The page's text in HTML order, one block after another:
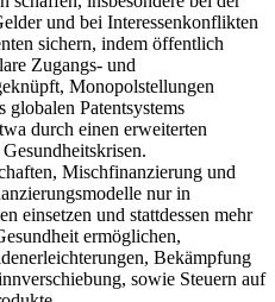
und bei Interessenkonflikten
sichern, indem öffentlich
Zugangs- und
Monopolstellungen
globalen Patentsystems
durch einen erweiterten
Mischfinanzierung und
nur in
einsetzen und stattdessen mehr
ermöglichen,
Bekämpfung
sowie Steuern auf